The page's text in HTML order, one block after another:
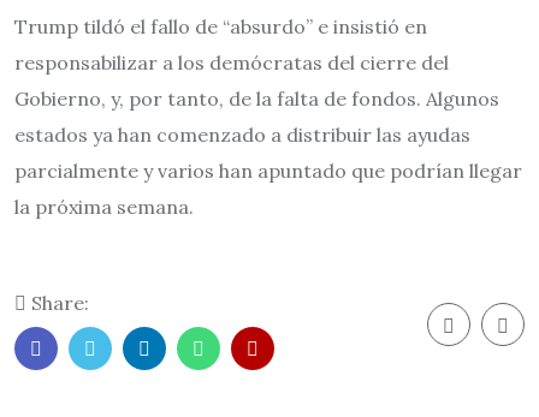
Trump tildó el fallo de “absurdo” e insistió en
responsabilizar a los demócratas del cierre del
Gobierno, y, por tanto, de la falta de fondos. Algunos
estados ya han comenzado a distribuir las ayudas
parcialmente y varios han apuntado que podrían llegar
la próxima semana.
Share: